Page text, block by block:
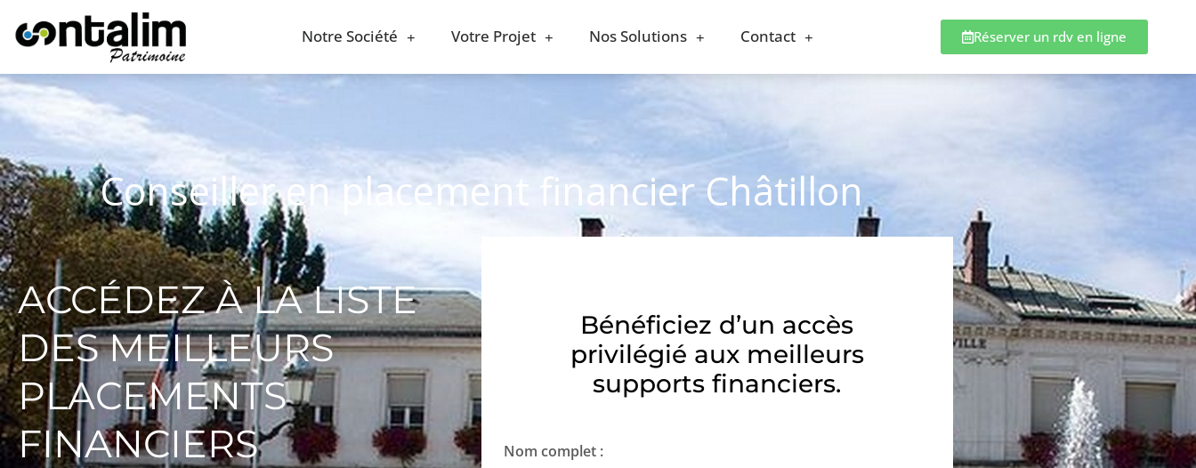
Notre Société Votre Projet Nos Solutions Contact Réserver un rdv en ligne
Conseiller en placement financier Châtillon
ACCÉDEZ À LA LISTE
DES MEILLEURS
PLACEMENTS
FINANCIERS
Bénéficiez d’un accès
privilégié aux meilleurs
supports financiers.
Nom complet :